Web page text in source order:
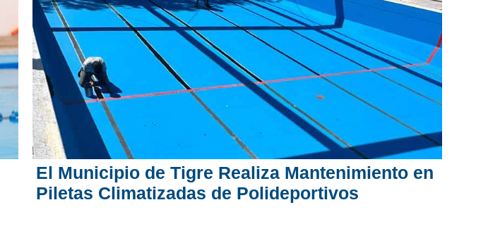
El Municipio de Tigre Realiza Mantenimiento en
Piletas Climatizadas de Polideportivos